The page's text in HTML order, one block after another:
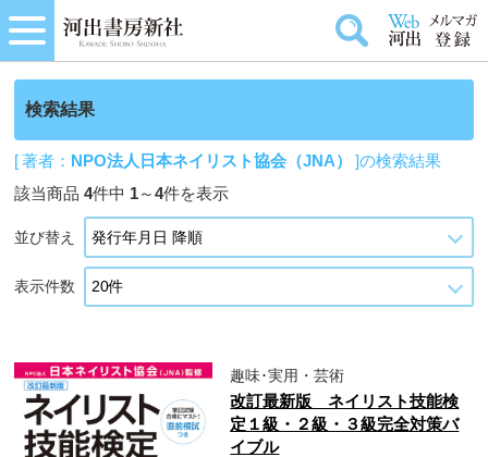
検索結果
[ 著者： NPO法人日本ネイリスト協会（JNA）
]の検索結果
該当商品4件中 1～4件を表示
並び替え
表示件数
趣味･実用・芸術
改訂最新版 ネイリスト技能検
定１級・２級・３級完全対策バ
イブル